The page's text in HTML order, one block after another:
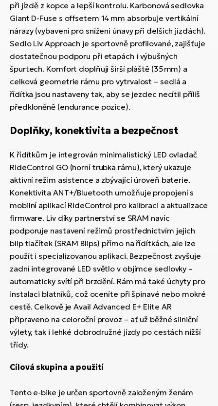
při jízdě z kopce a lepší kontrolu. Karbonová sedlovka
Giant D-Fuse s offsetem 14 mm absorbuje vertikální
nárazy (vybavení pro snížení únavy při delších jízdách).
Sedlo Liv Approach je sportovně profilované, zajišťuje
dostatečnou podporu při etapách i výbušných
špurtech. Komfort doplňují širší pláště (35 mm) a
celková geometrie rámu pro vytrvalost – sedlá a
řídítka jsou nastaveny tak, aby se jezdec necítil příliš
předkloněně (endurance pozice).
Doplňky, konektivita a bezpečnost
K řídítkům je integrován minimalistický LED ovladač
RideControl GO (horní trubka rámu), který ukazuje
aktivní režim asistence a zbývající úroveň baterie.
Konektivita ANT+/Bluetooth umožňuje propojení s
mobilní aplikací RideControl pro kalibraci a aktualizace
firmware. Liv díky partnerství se SRAM navíc
podporuje nastavení režimů prostřednictvím jejich
blip tlačítek (SRAM Blips) přímo na řídítkách, ale lze
použít i specializovanou aplikaci. Bezpečnost zvyšuje
zadní integrované LED světlo v objímce sedlovky –
automaticky svítí při brzdění. Rám má také úchyty pro
instalaci blatníků, což oceníte při špinavé nebo mokré
cestě. Celkově je Avail Advanced E+ Elite AR
připraveno na celoroční provoz – ať už běžné silniční
výlety, tak i lehké dobrodružné jízdy po cestách nižší
třídy.
Cílová skupina a použití
Tento e-bike je určen sportovně založeným ženám